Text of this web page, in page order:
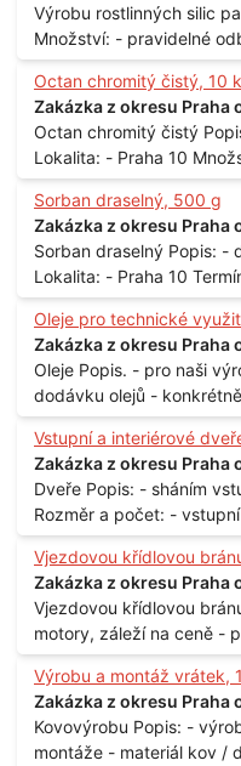
Výrobu rostlinných silic parní destilací
Množství: - pravidelné
až 1 l
Octan chromitý čistý, 10
Zakázka z okresu Praha
Octan chromitý čistý Popis: - sůl karboxylové kyseliny
Lokalita: -
Sorban draselný, 500 g
Zakázka z okresu Praha
Sorban draselný Popis: - do moštu Množství: - 500 kg
Oleje pro technické
Zakázka z okresu Praha
Oleje Popis. - pro naši výrobu čističů poptáváme
dodávku olejů -
mastných kyselin s
technické využití -
Balení: - po 190 kg v sudu Množství: - cca 500 kg -
spotřeba Lokalita: - Praha
Vstupní a interiérové
Zakázka z okresu Praha
Dveře Popis: - sháním vstupní a interiérové dveře pro byt
Rozměr a počet: -
80 cm, levé, 2 ks - 80
Lokalita: - Praha 10
Vjezdovou křídlovou
Zakázka z okresu Praha
Vjezdovou křídlovou bránu Popis: - s montáží - možná
motory, záleží na ceně -
Materiál: - ocel Množství: - 1 ks Velikost: - 3 m Lokalita: -
Praha
Výrobu a montáž vrátek,
Zakázka z okresu Praha
Kovovýrobu Popis: - výroba a montáž vrátek - včetně
montáže - materiál kov / dřevo